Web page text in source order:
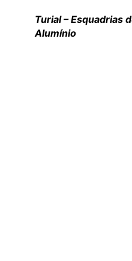
Turial – Esquadrias
Alumínio